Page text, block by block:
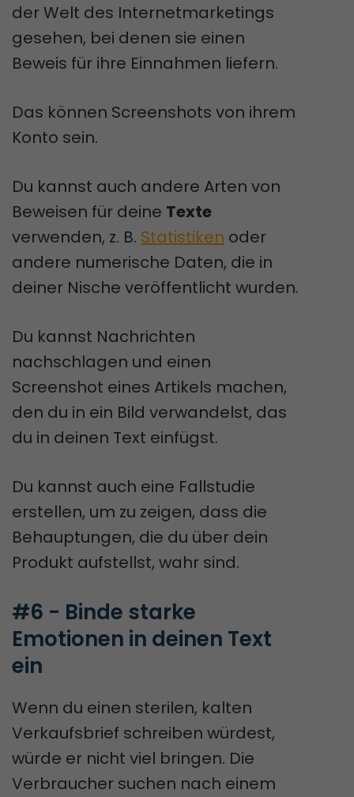
der Welt des Internetmarketings
gesehen, bei denen sie einen
Beweis für ihre Einnahmen liefern.
Das können Screenshots von ihrem
Konto sein.
Du kannst auch andere Arten von
Beweisen für deine Texte
verwenden, z. B. Statistiken oder
andere numerische Daten, die in
deiner Nische veröffentlicht wurden.
Du kannst Nachrichten
nachschlagen und einen
Screenshot eines Artikels machen,
den du in ein Bild verwandelst, das
du in deinen Text einfügst.
Du kannst auch eine Fallstudie
erstellen, um zu zeigen, dass die
Behauptungen, die du über dein
Produkt aufstellst, wahr sind.
#6 - Binde starke
Emotionen in deinen Text
ein
Wenn du einen sterilen, kalten
Verkaufsbrief schreiben würdest,
würde er nicht viel bringen. Die
Verbraucher suchen nach einem